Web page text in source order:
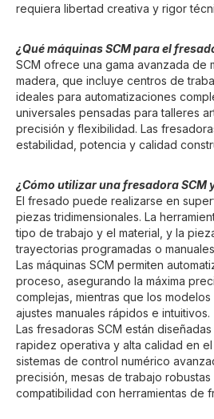
requiera libertad creativa y rigor
¿Qué máquinas SCM para el
SCM ofrece una gama avanzada de
madera, que incluye centros de
ideales para automatizaciones
universales pensadas para talleres
precisión y flexibilidad. Las
estabilidad, potencia y calidad
¿Cómo utilizar una fresadora SCM
El fresado puede realizarse en
piezas tridimensionales. La
tipo de trabajo y el material, y la
trayectorias programadas o
Las máquinas SCM permiten
proceso, asegurando la máxima
complejas, mientras que los
ajustes manuales rápidos e intuitivos.
Las fresadoras SCM están
rapidez operativa y alta calidad en
sistemas de control numérico
precisión, mesas de trabajo robustas
compatibilidad con herramientas de